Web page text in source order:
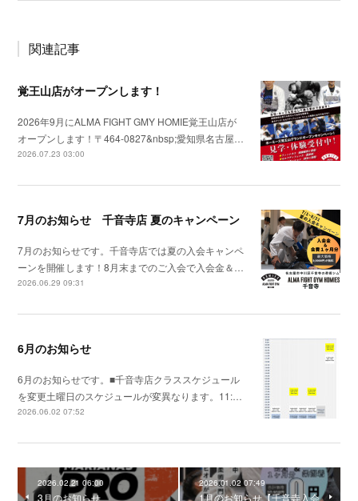
関連記事
覚王山店がオープンします！
2026年9月にALMA FIGHT GMY HOMIE覚王山店が
オープンします！〒464-0827&nbsp;愛知県名古屋…
2026.07.23 03:00
7月のお知らせ 千音寺店 夏のキャンペーン
7月のお知らせです。千音寺店では夏の入会キャンペ
ーンを開催します！8月末までのご入会で入会金＆…
2026.06.29 09:31
6月のお知らせ
6月のお知らせです。■千音寺店クラススケジュール
を変更土曜日のスケジュールが変異なります。11:…
2026.06.02 07:52
2026.02.21 06:00
3月のお知らせ
2026.01.02 07:49
1月のお知らせ【千音寺入会